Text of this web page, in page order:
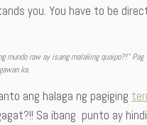
you. You have to be
mundo raw ay isang malaking quaipo?!” Pag
ka.
ang halaga ng pagiging
Sa ibang punto ay